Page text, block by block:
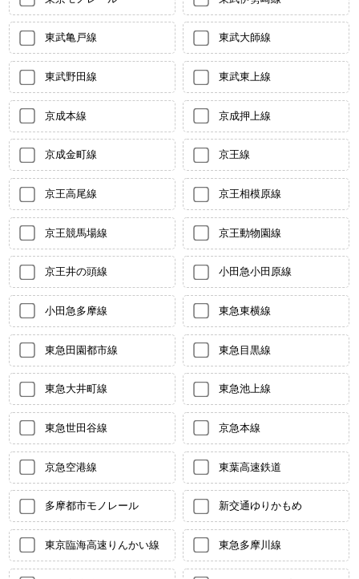
東武亀戸線 東武大師線
東武野田線 東武東上線
京成本線 京成押上線
京成金町線 京王線
京王高尾線 京王相模原線
京王競馬場線 京王動物園線
京王井の頭線 小田急小田原線
小田急多摩線 東急東横線
東急田園都市線 東急目黒線
東急大井町線 東急池上線
東急世田谷線 京急本線
京急空港線 東葉高速鉄道
多摩都市モノレール 新交通ゆりかもめ
東京臨海高速りんかい線 東急多摩川線